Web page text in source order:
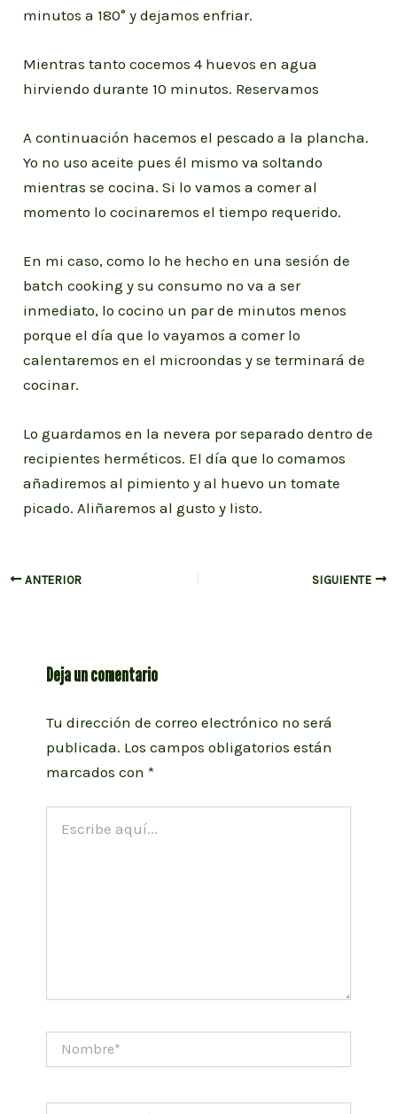
minutos a 180° y dejamos enfriar.
Mientras tanto cocemos 4 huevos en agua
hirviendo durante 10 minutos. Reservamos
A continuación hacemos el pescado a la plancha.
Yo no uso aceite pues él mismo va soltando
mientras se cocina. Si lo vamos a comer al
momento lo cocinaremos el tiempo requerido.
En mi caso, como lo he hecho en una sesión de
batch cooking y su consumo no va a ser
inmediato, lo cocino un par de minutos menos
porque el día que lo vayamos a comer lo
calentaremos en el microondas y se terminará de
cocinar.
Lo guardamos en la nevera por separado dentro de
recipientes herméticos. El día que lo comamos
añadiremos al pimiento y al huevo un tomate
picado. Aliñaremos al gusto y listo.
Navegación
ANTERIOR SIGUIENTE
Deja un comentario
Tu dirección de correo electrónico no será
publicada. Los campos obligatorios están
marcados con *
aquí...